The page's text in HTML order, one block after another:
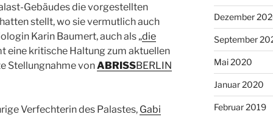
Gebäudes die vorgestellten
stellt, wo sie vermutlich auch
Karin Baumert, auch als „die
eine kritische Haltung zum aktuellen
Stellungnahme vonABRISSBERLIN
Verfechterin des Palastes, Gabi
Dezember
September
Mai 2020
Januar 2020
Februar 2019